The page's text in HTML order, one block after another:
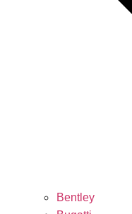
Bentley